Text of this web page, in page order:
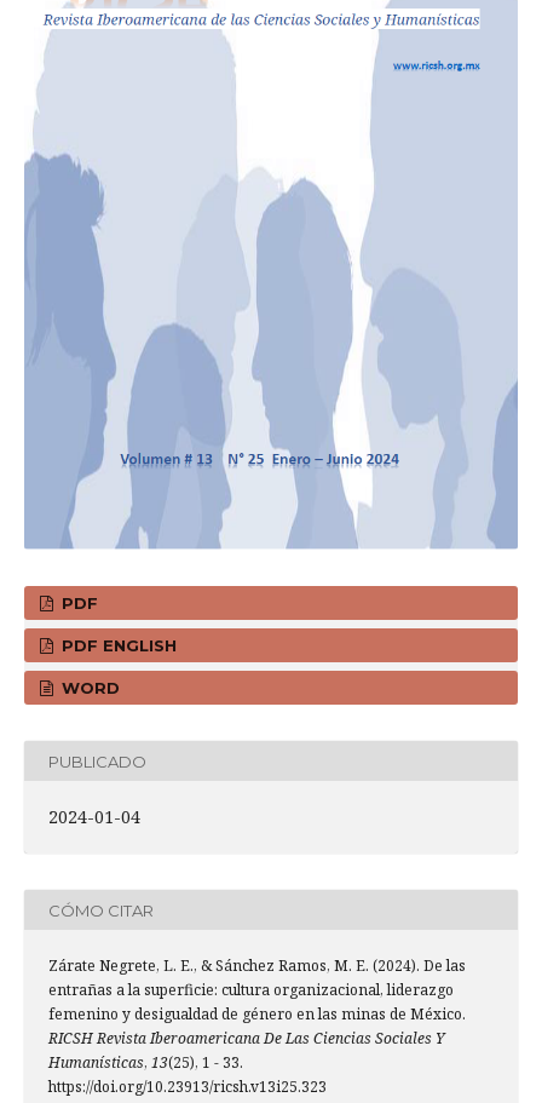
PDF
PDF ENGLISH
WORD
PUBLICADO
2024-01-04
CÓMO CITAR
Zárate Negrete, L. E., & Sánchez Ramos, M. E. (2024). De las
entrañas a la superficie: cultura organizacional, liderazgo
femenino y desigualdad de género en las minas de México.
RICSH Revista Iberoamericana De Las Ciencias Sociales Y
Humanísticas, 13(25), 1 - 33.
https://doi.org/10.23913/ricsh.v13i25.323